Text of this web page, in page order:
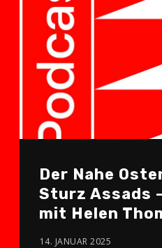
Der Nahe
Sturz Assads
mit Helen
14. JANUAR 2025